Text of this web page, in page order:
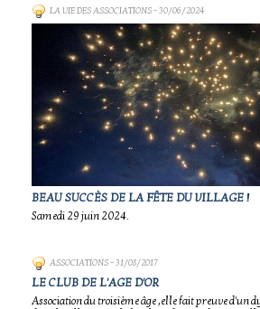
LA VIE DES ASSOCIATIONS- 30/06/2024
BEAU SUCCÈS DE LA FÊTE DU VILLAGE !
Samedi 29 juin 2024.
ASSOCIATIONS- 31/08/2017
LE CLUB DE L'AGE D'OR
Association du troisième âge ,elle fait preuve d'un